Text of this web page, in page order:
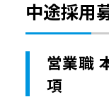
中途採用
営業職
項